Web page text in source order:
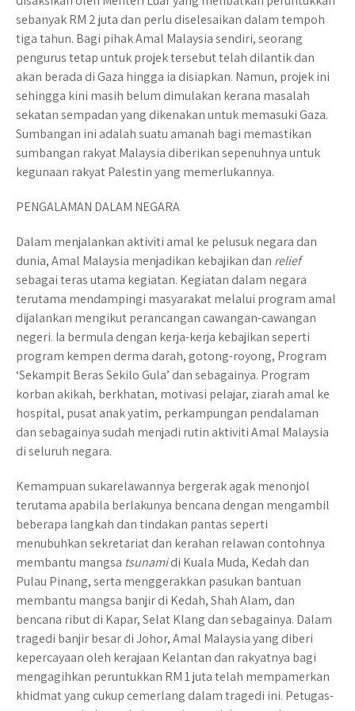
sebanyak RM 2 juta dan perlu diselesaikan dalam tempoh
tiga tahun. Bagi pihak Amal Malaysia sendiri, seorang
pengurus tetap untuk projek tersebut telah dilantik dan
akan berada di Gaza hingga ia disiapkan. Namun, projek ini
sehingga kini masih belum dimulakan kerana masalah
sekatan sempadan yang dikenakan untuk memasuki Gaza.
Sumbangan ini adalah suatu amanah bagi memastikan
sumbangan rakyat Malaysia diberikan sepenuhnya untuk
kegunaan rakyat Palestin yang memerlukannya.
PENGALAMAN DALAM NEGARA
Dalam menjalankan aktiviti amal ke pelusuk negara dan
dunia, Amal Malaysia menjadikan kebajikan dan relief
sebagai teras utama kegiatan. Kegiatan dalam negara
terutama mendampingi masyarakat melalui program amal
dijalankan mengikut perancangan cawangan-cawangan
negeri. Ia bermula dengan kerja-kerja kebajikan seperti
program kempen derma darah, gotong-royong, Program
‘Sekampit Beras Sekilo Gula’ dan sebagainya. Program
korban akikah, berkhatan, motivasi pelajar, ziarah amal ke
hospital, pusat anak yatim, perkampungan pendalaman
dan sebagainya sudah menjadi rutin aktiviti Amal Malaysia
di seluruh negara.
Kemampuan sukarelawannya bergerak agak menonjol
terutama apabila berlakunya bencana dengan mengambil
beberapa langkah dan tindakan pantas seperti
menubuhkan sekretariat dan kerahan relawan contohnya
membantu mangsa tsunamidi Kuala Muda, Kedah dan
Pulau Pinang, serta menggerakkan pasukan bantuan
membantu mangsa banjir di Kedah, Shah Alam, dan
bencana ribut di Kapar, Selat Klang dan sebagainya. Dalam
tragedi banjir besar di Johor, Amal Malaysia yang diberi
kepercayaan oleh kerajaan Kelantan dan rakyatnya bagi
mengagihkan peruntukkan RM 1 juta telah mempamerkan
khidmat yang cukup cemerlang dalam tragedi ini. Petugas-